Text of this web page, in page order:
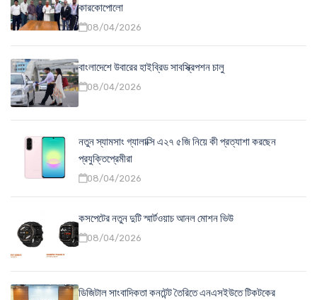
কারকোপোলো
08/04/2026
বাংলাদেশে উবারের হাইব্রিড সাবস্ক্রিপশন চালু
08/04/2026
নতুন স্যামসাং গ্যালাক্সি এ২৭ ৫জি নিয়ে কী প্রত্যাশা করছেন
প্রযুক্তিপ্রেমীরা
08/04/2026
কসপেটের নতুন দুটি স্মার্টওয়াচ আনল মোশন ভিউ
08/04/2026
ডিজিটাল সাংবাদিকতা কনটেন্ট তৈরিতে এনএসইউতে টিকটকের